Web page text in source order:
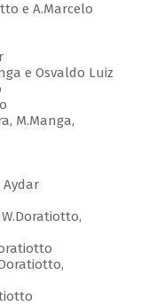
e A.Marcelo
e Osvaldo Luiz
M.Manga,